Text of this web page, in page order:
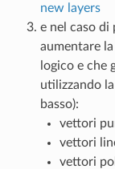
new layers
e nel caso di
aumentare
logico e che
utilizzando la
basso):
vettori
vettori
vettori